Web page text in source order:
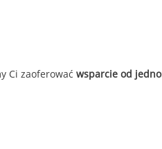
Ci zaoferować wsparcie od